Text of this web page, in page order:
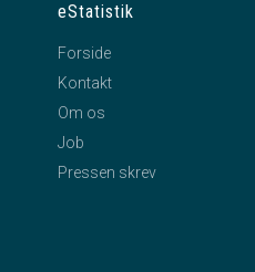
eStatistik
Forside
Kontakt
Om os
Job
Pressen skrev